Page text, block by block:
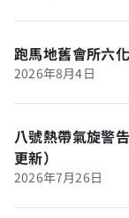
跑馬地舊會所六
2026年8月4日
八號熱帶氣旋警
更新）
2026年7月26日